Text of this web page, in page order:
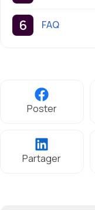
FAQ
Poster
Partager